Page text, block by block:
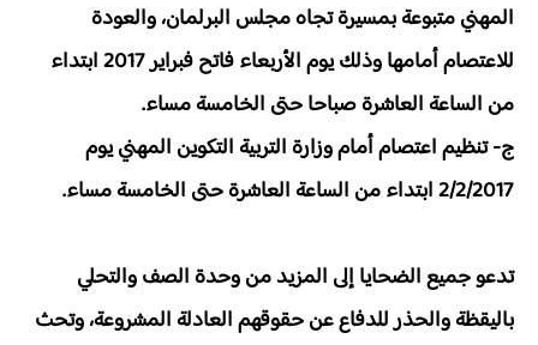
المهني متبوعة بمسيرة تجاه مجلس البرلمان، والعودة
للاعتصام أمامها وذلك يوم الأربعاء فاتح فبراير 2017 ابتداء
من الساعة العاشرة صباحا حتى الخامسة مساء.
ج- تنظيم اعتصام أمام وزارة التربية التكوين المهني يوم
2/2/2017 ابتداء من الساعة العاشرة حتى الخامسة مساء.
تدعو جميع الضحايا إلى المزيد من وحدة الصف والتحلي
باليقظة والحذر للدفاع عن حقوقهم العادلة المشروعة، وتحث